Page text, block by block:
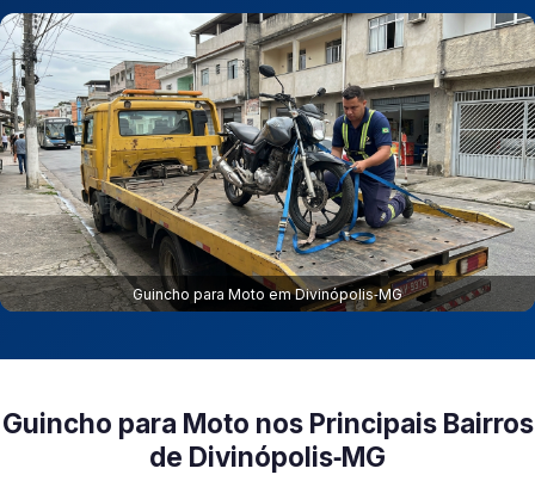
Guincho para Moto em Divinópolis‑MG
Guincho para Moto nos Principais Bairros
de Divinópolis‑MG